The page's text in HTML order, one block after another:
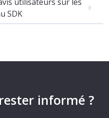
utilisateurs sur les
SDK
informé ?